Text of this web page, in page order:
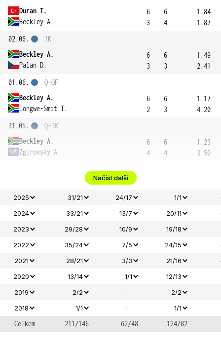
Duran T.
Beckley A.
6
3
6
4
1.84
1.87
02.06.
Beckley A.
Palan D.
1K
6
3
6
3
1.49
2.41
01.06.
Beckley A.
Longwe-Smit T.
Q-OF
6
2
6
3
1.17
4.20
31.05.
Beckley A.
Zgirovsky A.
Q-1K
6
4
6
4
1.23
3.50
Načíst další
2025 31/21 24/17 1/1
2024
33/21 13/7 20/11
2023
29/28 10/9
19/18
2022
35/24 7/5 24/15
2021
28/21 3/3 21/16
2020
13/14 1/1
12/13
2019
2/2 -
2/2
2018
1/1 - 1/1
Celkem 211/146 62/48 124/82